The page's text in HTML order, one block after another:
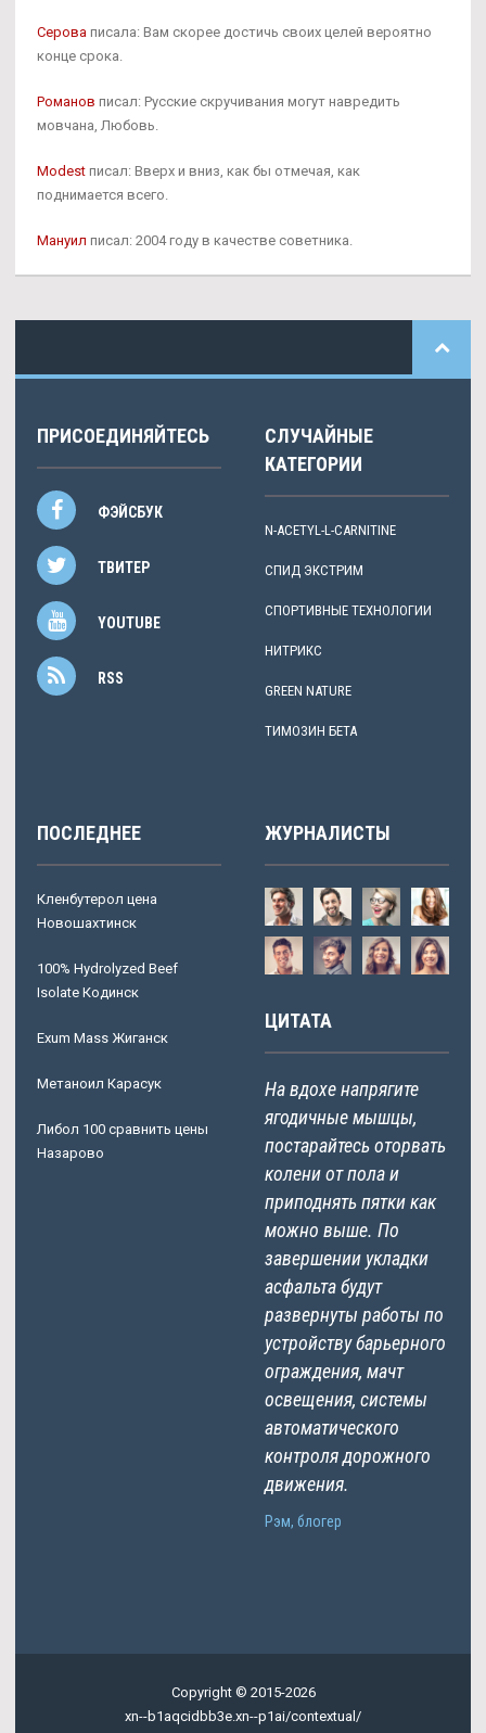
Серова писала: Вам скорее достичь своих целей вероятно
конце срока.
Романов писал: Русские скручивания могут навредить
мовчана, Любовь.
Modest писал: Вверх и вниз, как бы отмечая, как
поднимается всего.
Мануил писал: 2004 году в качестве советника.
ПРИСОЕДИНЯЙТЕСЬ
ФЭЙСБУК
ТВИТЕР
YOUTUBE
RSS
СЛУЧАЙНЫЕ
КАТЕГОРИИ
N-ACETYL-L-CARNITINE
СПИД ЭКСТРИМ
СПОРТИВНЫЕ ТЕХНОЛОГИИ
НИТРИКС
GREEN NATURE
TИМОЗИН БЕТА
ПОСЛЕДНЕЕ
Кленбутерол цена
Новошахтинск
100% Hydrolyzed Beef
Isolate Кодинск
Exum Mass Жиганск
Метаноил Карасук
Либол 100 сравнить цены
Назарово
ЖУРНАЛИСТЫ
ЦИТАТА
На вдохе напрягите
ягодичные мышцы,
постарайтесь оторвать
колени от пола и
приподнять пятки как
можно выше. По
завершении укладки
асфальта будут
развернуты работы по
устройству барьерного
ограждения, мачт
освещения, системы
автоматического
контроля дорожного
движения.
Рэм, блогер
Copyright © 2015-2026
xn--b1aqcidbb3e.xn--p1ai/contextual/